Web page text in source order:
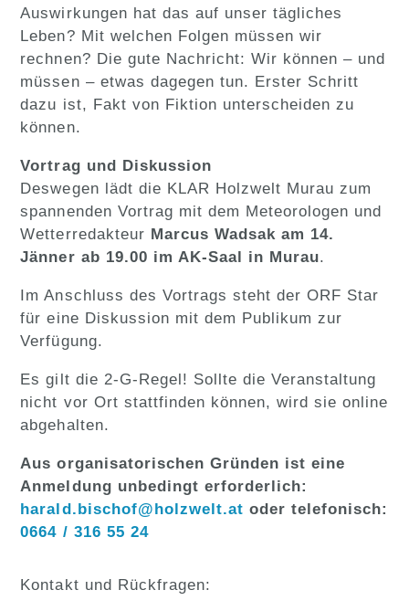
Auswirkungen hat das auf unser tägliches
Leben? Mit welchen Folgen müssen wir
rechnen? Die gute Nachricht: Wir können – und
müssen – etwas dagegen tun. Erster Schritt
dazu ist, Fakt von Fiktion unterscheiden zu
können.
Vortrag und Diskussion
Deswegen lädt die KLAR Holzwelt Murau zum
spannenden Vortrag mit dem Meteorologen und
Wetterredakteur Marcus Wadsak am 14.
Jänner ab 19.00 im AK-Saal in Murau.
Im Anschluss des Vortrags steht der ORF Star
für eine Diskussion mit dem Publikum zur
Verfügung.
Es gilt die 2-G-Regel! Sollte die Veranstaltung
nicht vor Ort stattfinden können, wird sie online
abgehalten.
Aus organisatorischen Gründen ist eine
Anmeldung unbedingt erforderlich:
harald.bischof@holzwelt.at oder telefonisch:
0664 / 316 55 24
Kontakt und Rückfragen: